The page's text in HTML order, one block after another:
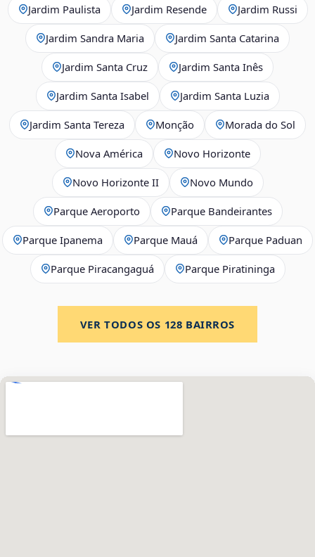
Jardim Paulista Jardim Resende Jardim Russi
Jardim Sandra Maria Jardim Santa Catarina
Jardim Santa Cruz Jardim Santa Inês
Jardim Santa Isabel Jardim Santa Luzia
Jardim Santa Tereza Monção Morada do Sol
Nova América Novo Horizonte
Novo Horizonte II Novo Mundo
Parque Aeroporto Parque Bandeirantes
Parque Ipanema Parque Mauá Parque Paduan
Parque Piracangaguá Parque Piratininga
VER TODOS OS 128 BAIRROS